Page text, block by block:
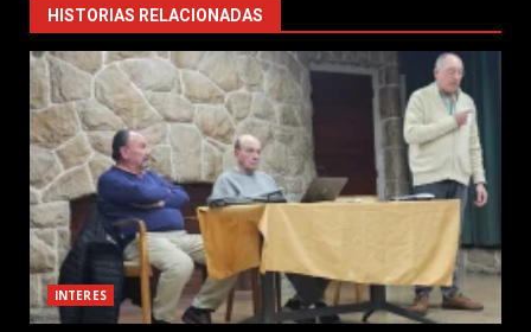
HISTORIAS RELACIONADAS
INTERES